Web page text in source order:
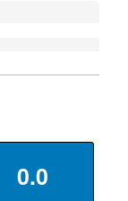
0.0